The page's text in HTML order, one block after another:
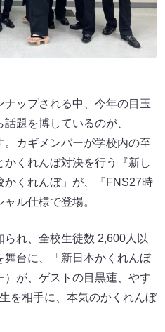
ップされる中、今年の目玉
題を博しているのが、
。カギメンバーが学校内の至
くれんぼ対決を行う『新し
かくれんぼ」が、『FNS27時
ル仕様で登場。
れ、全校生徒数 2,600人以
舞台に、「新日本かくれんぼ
が、ゲストの目黒蓮、やす
を相手に、本気のかくれんぼ